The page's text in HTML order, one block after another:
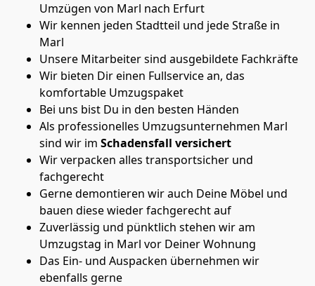
Umzügen von Marl nach Erfurt
Wir kennen jeden Stadtteil und jede Straße in
Marl
Unsere Mitarbeiter sind ausgebildete Fachkräfte
Wir bieten Dir einen Fullservice an, das
komfortable Umzugspaket
Bei uns bist Du in den besten Händen
Als professionelles Umzugsunternehmen Marl
sind wir im Schadensfall versichert
Wir verpacken alles transportsicher und
fachgerecht
Gerne demontieren wir auch Deine Möbel und
bauen diese wieder fachgerecht auf
Zuverlässig und pünktlich stehen wir am
Umzugstag in Marl vor Deiner Wohnung
Das Ein- und Auspacken übernehmen wir
ebenfalls gerne